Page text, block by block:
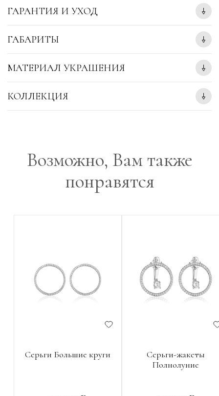
ГАРАНТИЯ И УХОД
ГАБАРИТЫ
МАТЕРИАЛ УКРАШЕНИЯ
КОЛЛЕКЦИЯ
Возможно, Вам также
понравятся
Серьги Большие круги
Серьги-жакеты
Полнолуние